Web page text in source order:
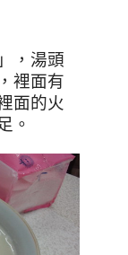
，湯頭
裡面有
面的火
。